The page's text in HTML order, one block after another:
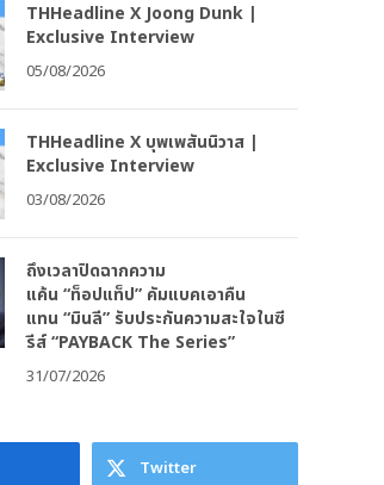
THHeadline X Joong Dunk |
Exclusive Interview
05/08/2026
THHeadline X บุพเพสันนิวาส |
Exclusive Interview
03/08/2026
ถึงเวลาปิดฉากความ
แค้น “ท็อปแท็ป” คัมแบคเอาคืน
แทน “มินลี” รับประกันความสะใจในซี
รีส์ “PAYBACK The Series”
31/07/2026
Twitter